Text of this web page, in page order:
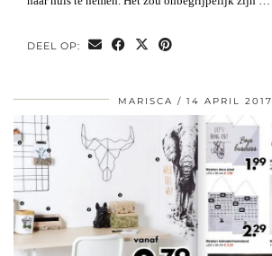
DEEL OP:
MARISCA 14 APRIL 2017